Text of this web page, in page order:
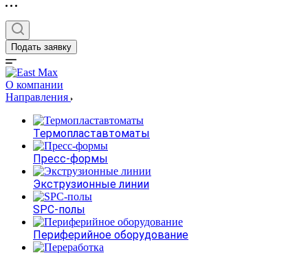
Подать заявку
О компании
Направления
Термопластавтоматы
Пресс-формы
Экструзионные линии
SPC-полы
Периферийное оборудование